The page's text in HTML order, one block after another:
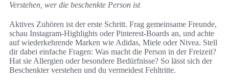
Verstehen, wer die beschenkte Person ist
Aktives Zuhören ist der erste Schritt. Frag gemeinsame Freunde,
schau Instagram‑Highlights oder Pinterest‑Boards an, und achte
auf wiederkehrende Marken wie Adidas, Miele oder Nivea. Stell
dir dabei einfache Fragen: Was macht die Person in der Freizeit?
Hat sie Allergien oder besondere Bedürfnisse? So lässt sich der
Beschenkter verstehen und du vermeidest Fehltritte.